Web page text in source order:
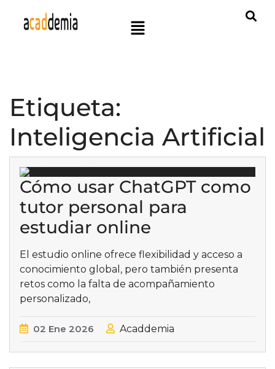
Etiqueta:
Inteligencia Artificial
Cómo usar ChatGPT como
tutor personal para
estudiar online
El estudio online ofrece flexibilidad y acceso a
conocimiento global, pero también presenta
retos como la falta de acompañamiento
personalizado,
02 Ene 2026 Acaddemia